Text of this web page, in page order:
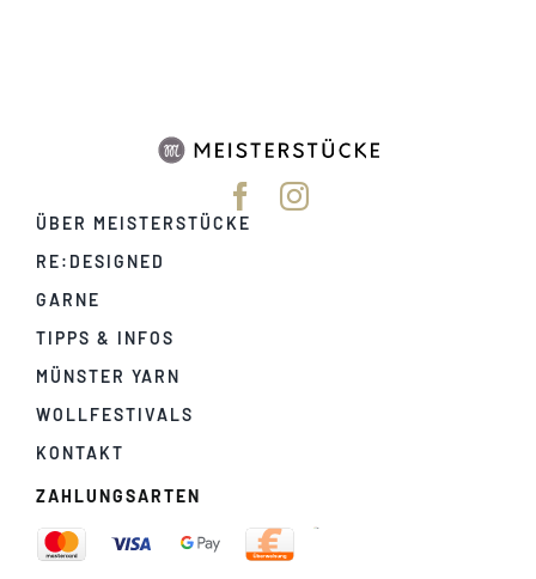
ÜBER MEISTERSTÜCKE
RE:DESIGNED
GARNE
TIPPS & INFOS
MÜNSTER YARN
WOLLFESTIVALS
KONTAKT
ZAHLUNGSARTEN